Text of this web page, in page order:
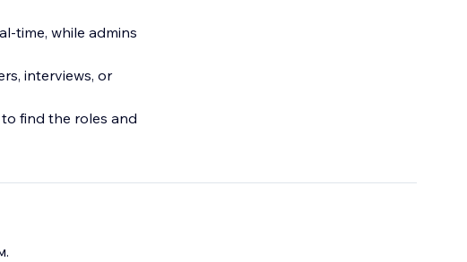
time, while admins
interviews, or
find the roles and